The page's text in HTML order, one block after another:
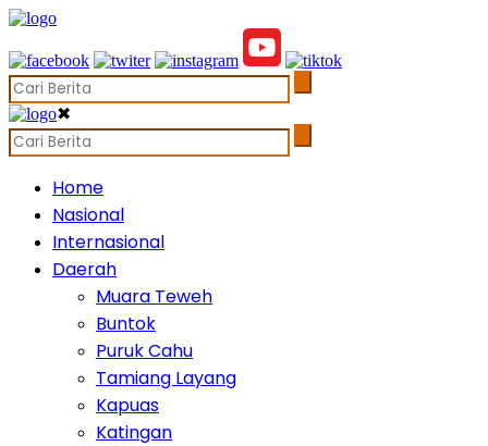
✖
Home
Nasional
Internasional
Daerah
Muara Teweh
Buntok
Puruk Cahu
Tamiang Layang
Kapuas
Katingan